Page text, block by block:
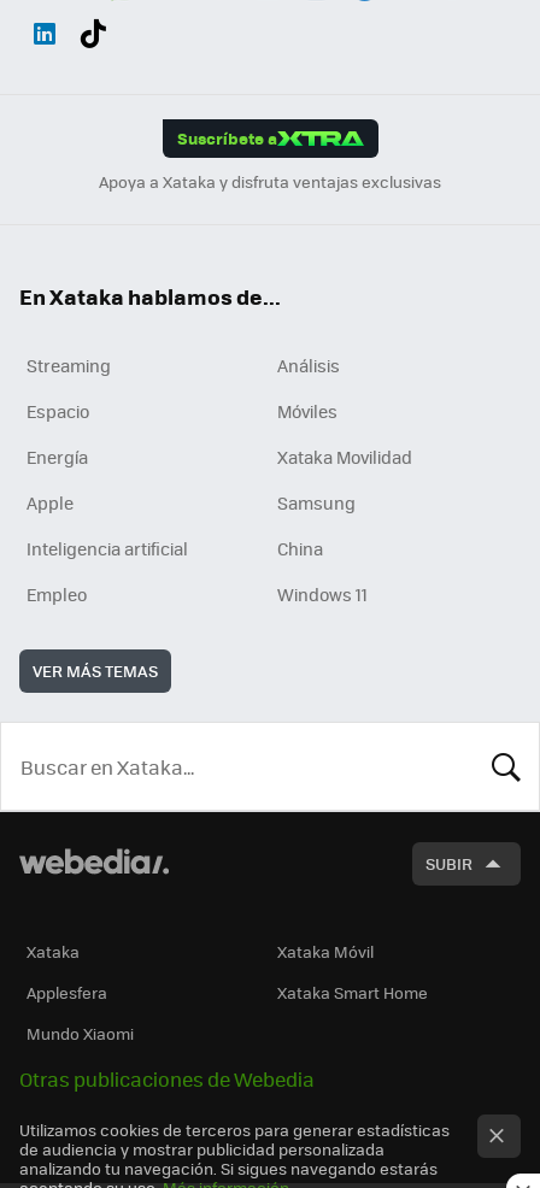
Suscríbete a
Apoya a Xataka y disfruta ventajas exclusivas
En Xataka hablamos de...
Streaming
Análisis
Espacio
Móviles
Energía
Xataka Movilidad
Apple
Samsung
Inteligencia artificial
China
Empleo
Windows 11
VER MÁS TEMAS
SUBIR
Xataka
Xataka Móvil
Applesfera
Xataka Smart Home
Mundo Xiaomi
Otras publicaciones de Webedia
Utilizamos cookies de terceros para generar estadísticas
de audiencia y mostrar publicidad personalizada
analizando tu navegación. Si sigues navegando estarás